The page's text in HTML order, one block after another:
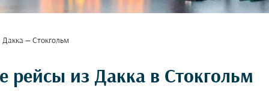
Дакка — Стокгольм
из Дакка в Стокгольм
и/или пункт назначения) или укажите